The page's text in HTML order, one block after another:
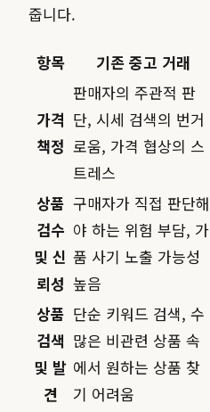
줍니다.
항목 기존 중고 거래
가격
책정
판매자의 주관적 판
단, 시세 검색의 번거
로움, 가격 협상의 스
트레스
상품
검수
및 신
뢰성
구매자가 직접 판단해
야 하는 위험 부담, 가
품 사기 노출 가능성
높음
상품
검색
및 발
견
단순 키워드 검색, 수
많은 비관련 상품 속
에서 원하는 상품 찾
기 어려움